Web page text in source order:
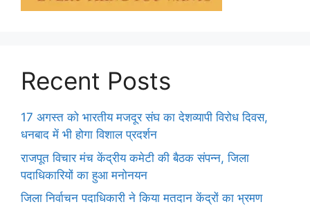
Recent Posts
17 अगस्त को भारतीय मजदूर संघ का देशव्यापी विरोध दिवस,
धनबाद में भी होगा विशाल प्रदर्शन
राजपूत विचार मंच केंद्रीय कमेटी की बैठक संपन्न, जिला
पदाधिकारियों का हुआ मनोनयन
जिला निर्वाचन पदाधिकारी ने किया मतदान केंद्रों का भ्रमण